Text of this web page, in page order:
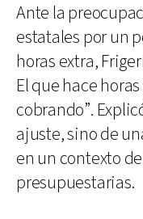
Ante la
estatales por un
horas extra,
El que hace
cobrando”.
ajuste, sino de
en un contexto
presupuestarias.